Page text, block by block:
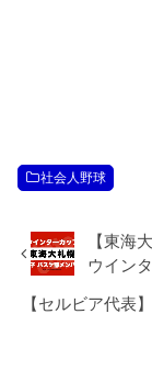
社会人野球
【東海
ウイン
【セルビア代表